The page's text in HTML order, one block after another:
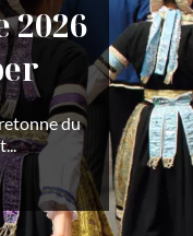
2026
du